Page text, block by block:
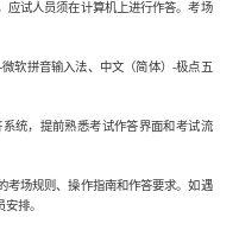
应试人员须在计算机上进行作答。考场
软拼音输入法、中文（简体）-极点五
统，提前熟悉考试作答界面和考试流
考场规则、操作指南和作答要求。如遇
排。